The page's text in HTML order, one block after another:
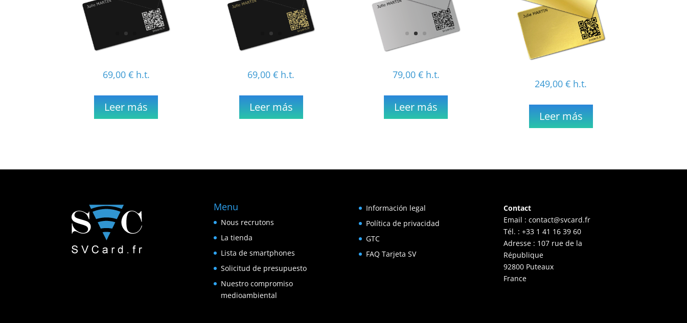
69,00 € h.t.
Leer más
69,00€ h.t.
Leer más
79,00 € h.t.
Leer más
249,00€ h.t.
Leer más
Menu
Nous recrutons
La tienda
Lista de smartphones
Solicitud de presupuesto
Nuestro compromiso
medioambiental
Información legal
Política de privacidad
GTC
FAQ Tarjeta SV
Contact
Email :contact@svcard.fr
Tél. : +33 1 41 16 39 60
Adresse : 107 rue de la
République
92800 Puteaux
France